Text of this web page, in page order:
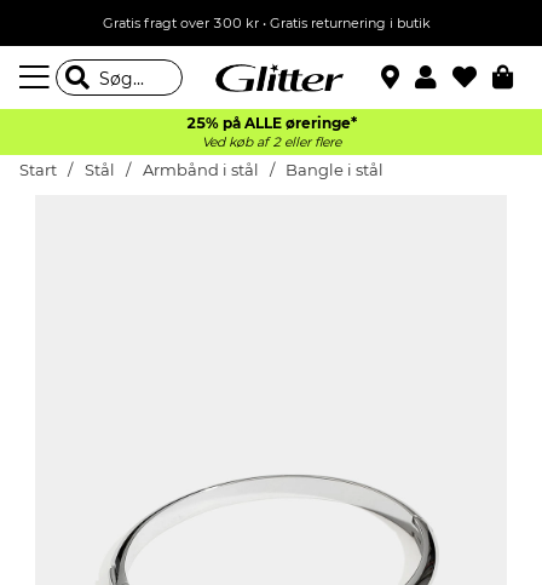
Gratis fragt over 300 kr • Gratis returnering i butik
25% på ALLE øreringe*
Ved køb af 2 eller flere
Start Stål Armbånd i stål Bangle i stål